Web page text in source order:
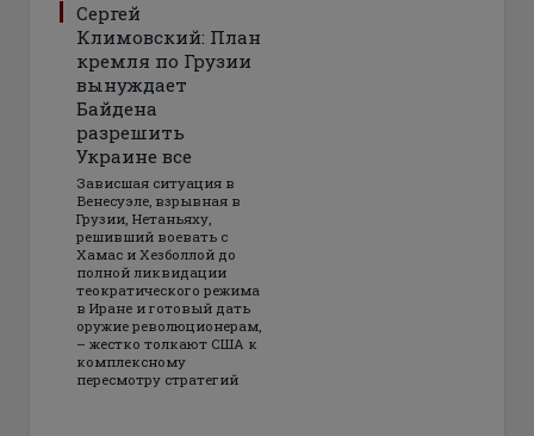
Сергей
Климовский: План
кремля по Грузии
вынуждает
Байдена
разрешить
Украине все
Зависшая ситуация в
Венесуэле, взрывная в
Грузии, Нетаньяху,
решивший воевать с
Хамас и Хезболлой до
полной ликвидации
теократического режима
в Иране и готовый дать
оружие революционерам,
– жестко толкают США к
комплексному
пересмотру стратегий